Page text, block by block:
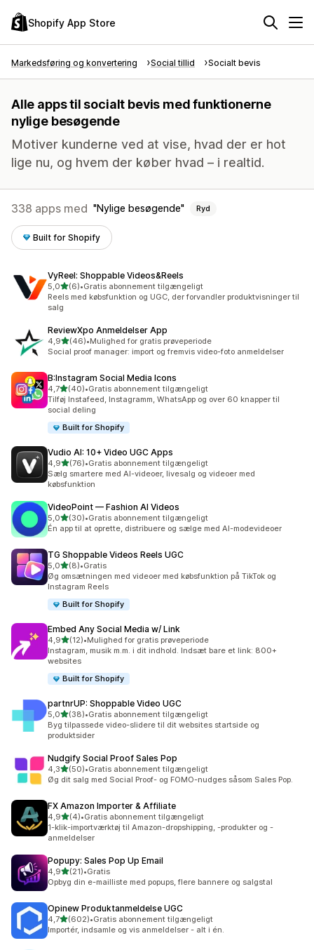
Shopify App Store
Markedsføring og konvertering Social tillid Socialt bevis
Alle apps til socialt bevis med funktionerne
nylige besøgende
Motiver kunderne ved at vise, hvad der er hot
lige nu, og hvem der køber hvad – i realtid.
338 apps med Nylige besøgende Ryd
Built for Shopify
VyReel: Shoppable Videos&Reels
5,0ud af 5 stjerner
(6)
6 anmeldelser i alt
•Gratis abonnement tilgængeligt
Reels med købsfunktion og UGC, der forvandler produktvisninger til
salg
ReviewXpo Anmeldelser App
4,9ud af 5 stjerner
(46)
46 anmeldelser i alt
•Mulighed for gratis prøveperiode
Social proof manager: import og fremvis video-foto anmeldelser
B:Instagram Social Media Icons
4,7ud af 5 stjerner
(40)
40 anmeldelser i alt
•Gratis abonnement tilgængeligt
Tilføj Instafeed, Instagramm, WhatsApp og over 60 knapper til
social deling
Built for Shopify
Vudio AI: 10+ Video UGC Apps
4,9ud af 5 stjerner
(76)
76 anmeldelser i alt
•Gratis abonnement tilgængeligt
Sælg smartere med AI-videoer, livesalg og videoer med
købsfunktion
VideoPoint — Fashion AI Videos
5,0ud af 5 stjerner
(30)
30 anmeldelser i alt
•Gratis abonnement tilgængeligt
Én app til at oprette, distribuere og sælge med AI-modevideoer
TG Shoppable Videos Reels UGC
5,0ud af 5 stjerner
(8)
8 anmeldelser i alt
•Gratis
Øg omsætningen med videoer med købsfunktion på TikTok og
Instagram Reels
Built for Shopify
Embed Any Social Media w/ Link
4,9ud af 5 stjerner
(12)
12 anmeldelser i alt
•Mulighed for gratis prøveperiode
Instagram, musik m.m. i dit indhold. Indsæt bare et link: 800+
websites
Built for Shopify
partnrUP: Shoppable Video UGC
5,0ud af 5 stjerner
(38)
38 anmeldelser i alt
•Gratis abonnement tilgængeligt
Byg tilpassede video-slidere til dit websites startside og
produktsider
Nudgify Social Proof Sales Pop
4,3ud af 5 stjerner
(50)
50 anmeldelser i alt
•Gratis abonnement tilgængeligt
Øg dit salg med Social Proof- og FOMO-nudges såsom Sales Pop.
FX Amazon Importer & Affiliate
4,9ud af 5 stjerner
(4)
4 anmeldelser i alt
•Gratis abonnement tilgængeligt
1-klik-importværktøj til Amazon-dropshipping, -produkter og -
anmeldelser
Popupy: Sales Pop Up Email
4,9ud af 5 stjerner
(21)
21 anmeldelser i alt
•Gratis
Opbyg din e-mailliste med popups, flere bannere og salgstal
Opinew Produktanmeldelse UGC
4,7ud af 5 stjerner
(602)
602 anmeldelser i alt
•Gratis abonnement tilgængeligt
Importér, indsamle og vis anmeldelser - alt i én.